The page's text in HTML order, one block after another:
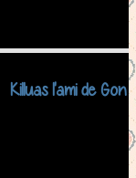
Killuas l'ami de